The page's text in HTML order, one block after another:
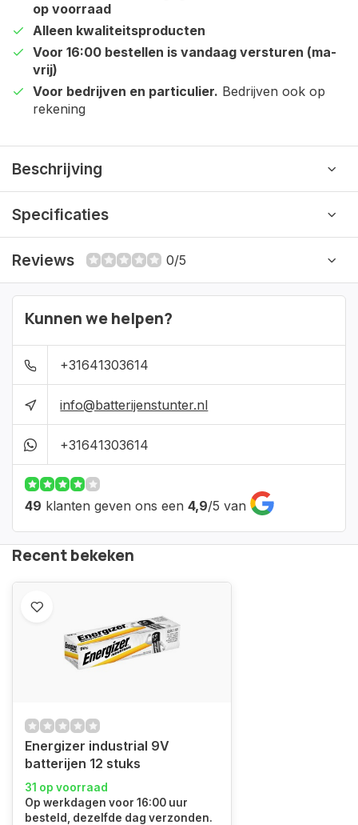
op voorraad
Alleen kwaliteitsproducten
Voor 16:00 bestellen is vandaag versturen (ma-
vrij)
Voor bedrijven en particulier. Bedrijven ook op
rekening
Beschrijving
Specificaties
Reviews 0/5
Kunnen we helpen?
+31641303614
info@batterijenstunter.nl
+31641303614
49 klanten geven ons een 4,9/5 van
Recent bekeken
Energizer industrial 9V
batterijen 12 stuks
31 op voorraad
Op werkdagen voor 16:00 uur
besteld, dezelfde dag verzonden.